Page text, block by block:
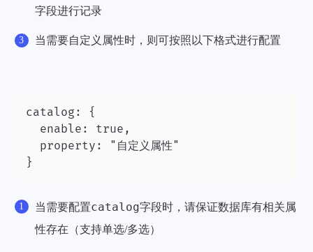
字段进行记录
当需要自定义属性时，则可按照以下格式进行配置
catalog: {
  enable: true,
  property: "自定义属性"
}
当需要配置catalog字段时，请保证数据库有相关属
性存在（支持单选/多选）